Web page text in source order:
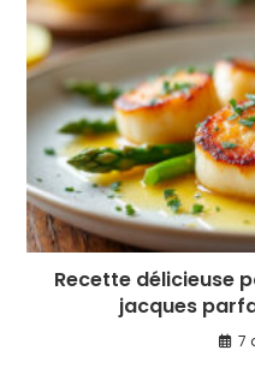
Recette délicieuse
jacques
7